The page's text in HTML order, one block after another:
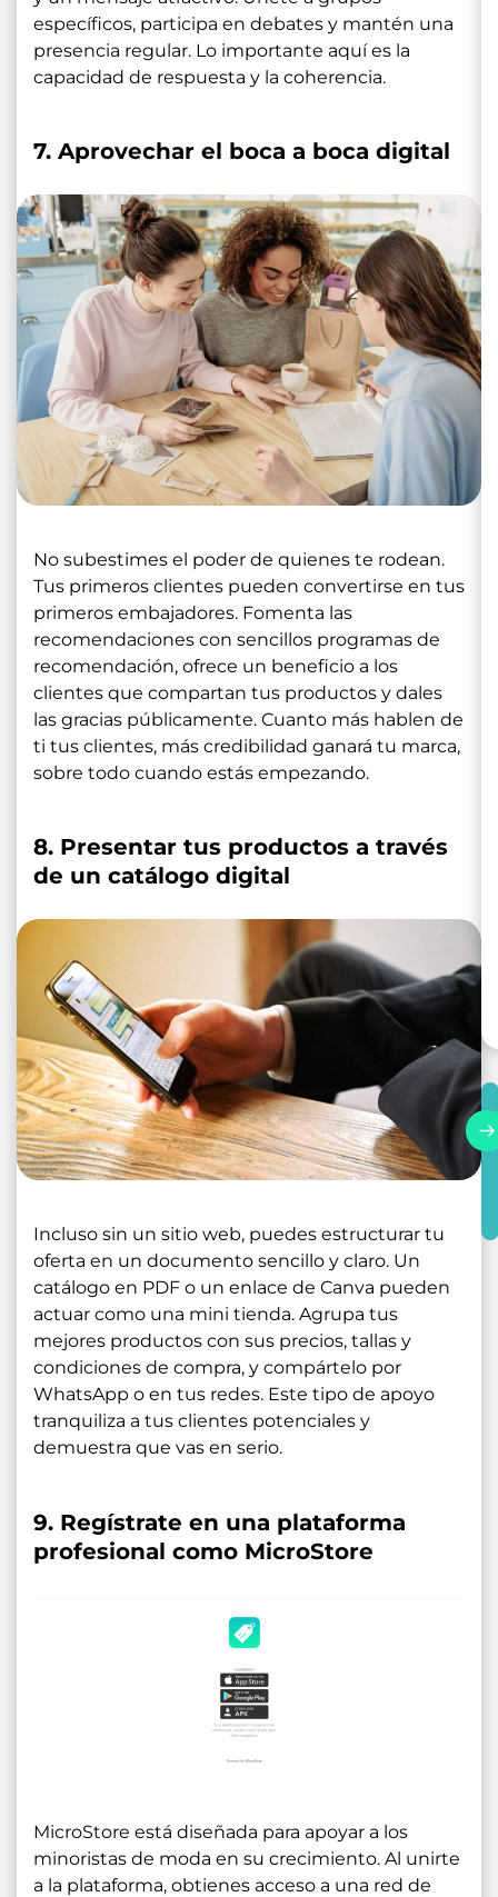
específicos, participa en debates y mantén una
presencia regular. Lo importante aquí es la
capacidad de respuesta y la coherencia.
7. Aprovechar el boca a boca digital
No subestimes el poder de quienes te rodean.
Tus primeros clientes pueden convertirse en tus
primeros embajadores. Fomenta las
recomendaciones con sencillos programas de
recomendación, ofrece un beneficio a los
clientes que compartan tus productos y dales
las gracias públicamente. Cuanto más hablen de
ti tus clientes, más credibilidad ganará tu marca,
sobre todo cuando estás empezando.
8. Presentar tus productos a través
de un catálogo digital
Incluso sin un sitio web, puedes estructurar tu
oferta en un documento sencillo y claro. Un
catálogo en PDF o un enlace de Canva pueden
actuar como una mini tienda. Agrupa tus
mejores productos con sus precios, tallas y
condiciones de compra, y compártelo por
WhatsApp o en tus redes. Este tipo de apoyo
tranquiliza a tus clientes potenciales y
demuestra que vas en serio.
9. Regístrate en una plataforma
profesional como MicroStore
MicroStore está diseñada para apoyar a los
minoristas de moda en su crecimiento. Al unirte
a la plataforma, obtienes acceso a una red de